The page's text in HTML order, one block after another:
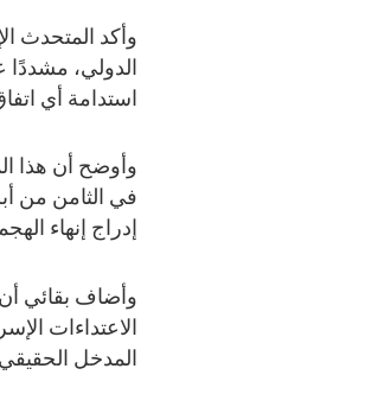
وأكد المتحدث
الدولي، مشددًا
استدامة أي
وأوضح أن هذا
إدراج إنهاء
وأضاف بقائي أن
الاعتداءات
المدخل